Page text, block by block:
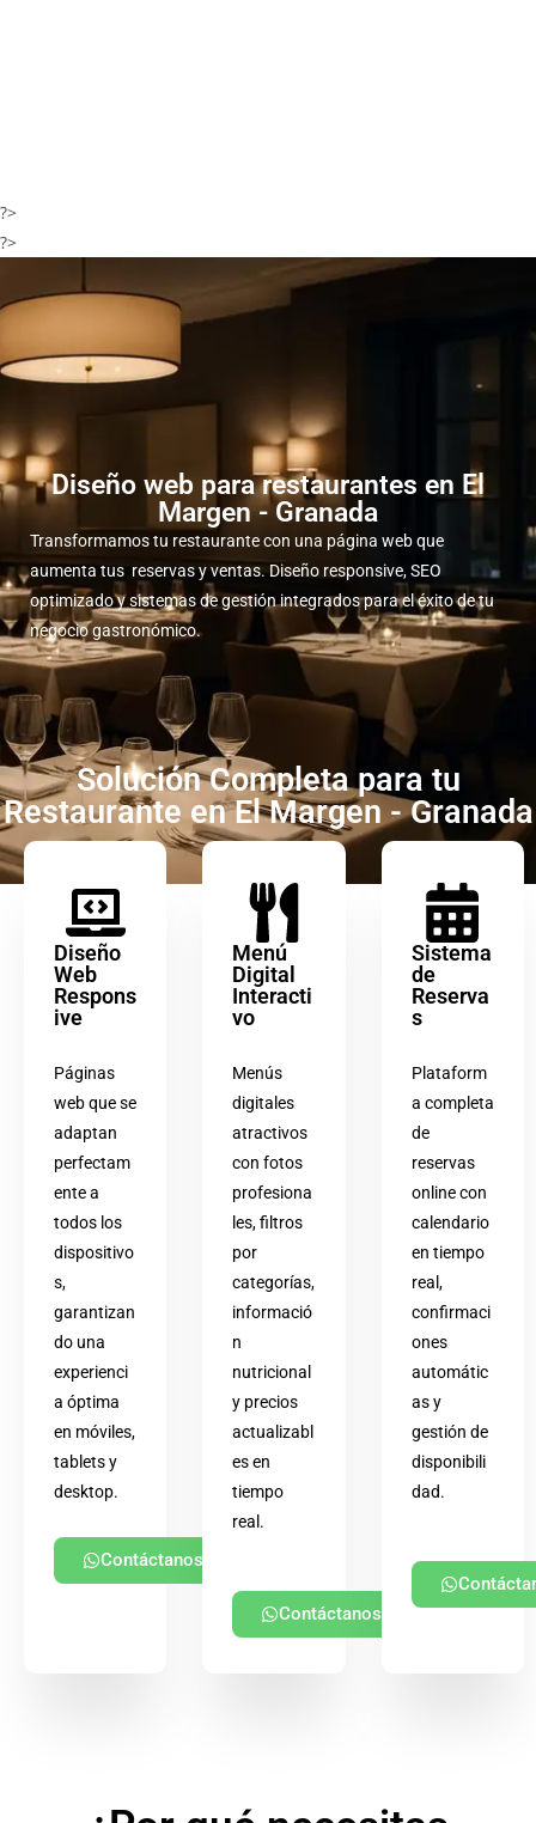
?>
?>
Diseño web para restaurantes en El
Margen - Granada
Transformamos tu restaurante con una página web que
aumenta tus reservas y ventas. Diseño responsive, SEO
optimizado y sistemas de gestión integrados para el éxito de tu
negocio gastronómico.
Solución Completa para tu
Restaurante en El Margen - Granada
Diseño
Web
Respons
ive
Páginas
web que se
adaptan
perfectam
ente a
todos los
dispositivo
s,
garantizan
do una
experienci
a óptima
en móviles,
tablets y
desktop.
Contáctanos
Menú
Digital
Interacti
vo
Menús
digitales
atractivos
con fotos
profesiona
les, filtros
por
categorías,
informació
n
nutricional
y precios
actualizabl
es en
tiempo
real.
Contáctanos
Sistema
de
Reserva
s
Plataform
a completa
de
reservas
online con
calendario
en tiempo
real,
confirmaci
ones
automátic
as y
gestión de
disponibili
dad.